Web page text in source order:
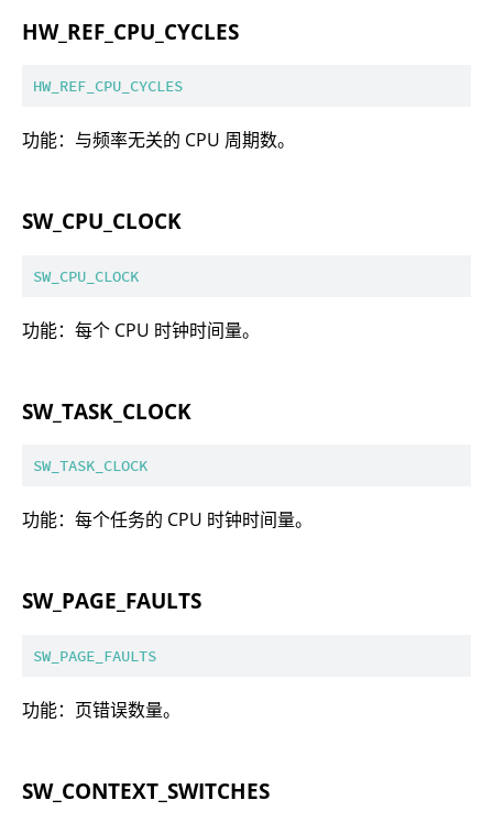
HW_REF_CPU_CYCLES
HW_REF_CPU_CYCLES
功能：与频率无关的 CPU 周期数。
SW_CPU_CLOCK
SW_CPU_CLOCK
功能：每个 CPU 时钟时间量。
SW_TASK_CLOCK
SW_TASK_CLOCK
功能：每个任务的 CPU 时钟时间量。
SW_PAGE_FAULTS
SW_PAGE_FAULTS
功能：页错误数量。
SW_CONTEXT_SWITCHES